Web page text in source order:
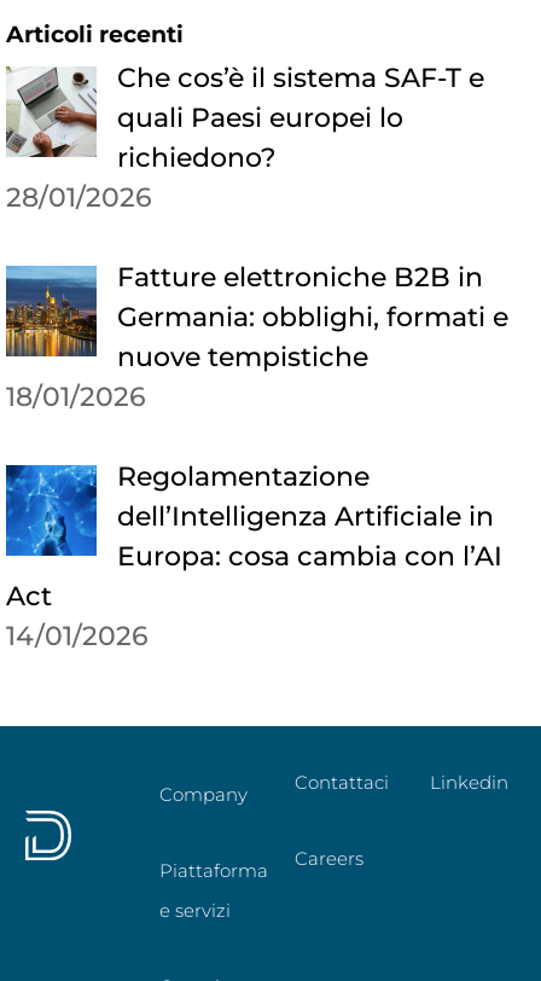
Articoli recenti
Che cos’è il sistema SAF-T e
quali Paesi europei lo
richiedono?
28/01/2026
Fatture elettroniche B2B in
Germania: obblighi, formati e
nuove tempistiche
18/01/2026
Regolamentazione
dell’Intelligenza Artificiale in
Europa: cosa cambia con l’AI
Act
14/01/2026
Company
Piattaforma
e servizi
Contattaci
Careers
Linkedin